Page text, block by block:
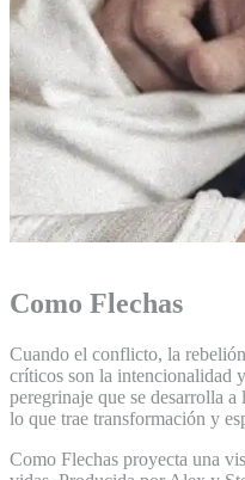
Como Flechas
Cuando el conflicto, la
críticos son la intencionalidad
peregrinaje que se desarrolla
lo que trae transformación y
Como Flechas proyecta una